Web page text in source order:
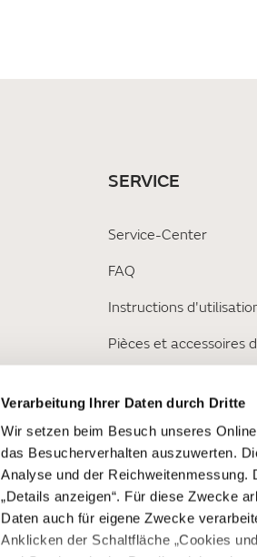
Verarbeitung Ihrer Daten durch Dritte
Wir setzen beim Besuch unseres
das Besucherverhalten auszuwerten.
Analyse und der Reichweitenmessung.
„Details anzeigen“. Für diese Zwecke
Daten auch für eigene Zwecke
Anklicken der Schaltfläche „Cookies
SERVICE
Service-Center
FAQ
Instructions
Pièces et accessoires